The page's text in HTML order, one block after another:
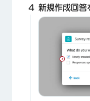
新規作成回答